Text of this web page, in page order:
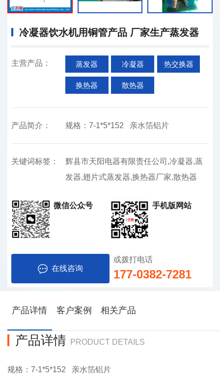
冷凝器饮水机用铜管产品 厂家生产蒸发器
主营产品： 蒸发器 冷凝器 热交换器
换热器 散热器
产品简介： 规格：7-1*5*152 亲水箔铝片
关键词标签：
辉县市天阳电器有限责任公司,冷凝器,蒸
发器,翅片式蒸发器,换热器厂家,散热器
微信公众号 手机版网站
在线咨询
或拨打电话
177-0382-7281
产品详情 客户案例 相关产品
产品详情 PRODUCT DETAILS
规格：7-1*5*152 亲水箔铝片